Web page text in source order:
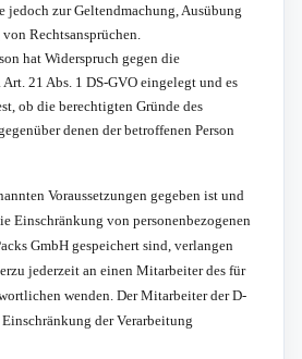
jedoch zur Geltendmachung, Ausübung
Rechtsansprüchen.
hat Widerspruch gegen die
21 Abs. 1 DS-GVO eingelegt und es
ob die berechtigten Gründe des
denen der betroffenen Person
Voraussetzungen gegeben ist und
Einschränkung von personenbezogenen
GmbH gespeichert sind, verlangen
jederzeit an einen Mitarbeiter des für
wenden. Der Mitarbeiter der D-
der Verarbeitung